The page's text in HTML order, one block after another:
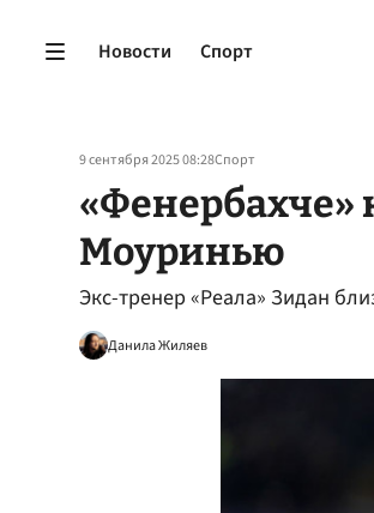
Новости Спорт
9 сентября 2025 08:28Спорт
Моуринью
Экс-тренер «Реала» Зидан
Данила Жиляев